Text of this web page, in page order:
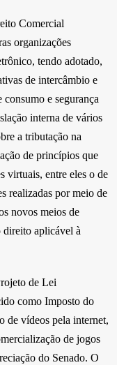
Comercial
organizações
tendo adotado,
de intercâmbio e
e segurança
interna de vários
a tributação na
de princípios que
virtuais, entre eles o de
realizadas por meio de
novos meios de
aplicável à
de Lei
como Imposto do
de vídeos pela internet,
de jogos
do Senado. O